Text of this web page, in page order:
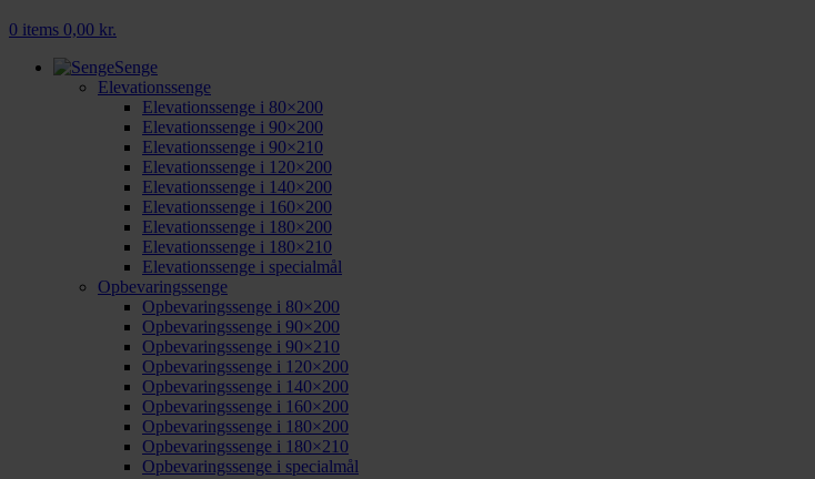
0 items 0,00 kr.
Senge
Elevationssenge
Elevationssenge i 80×200
Elevationssenge i 90×200
Elevationssenge i 90×210
Elevationssenge i 120×200
Elevationssenge i 140×200
Elevationssenge i 160×200
Elevationssenge i 180×200
Elevationssenge i 180×210
Elevationssenge i specialmål
Opbevaringssenge
Opbevaringssenge i 80×200
Opbevaringssenge i 90×200
Opbevaringssenge i 90×210
Opbevaringssenge i 120×200
Opbevaringssenge i 140×200
Opbevaringssenge i 160×200
Opbevaringssenge i 180×200
Opbevaringssenge i 180×210
Opbevaringssenge i specialmål